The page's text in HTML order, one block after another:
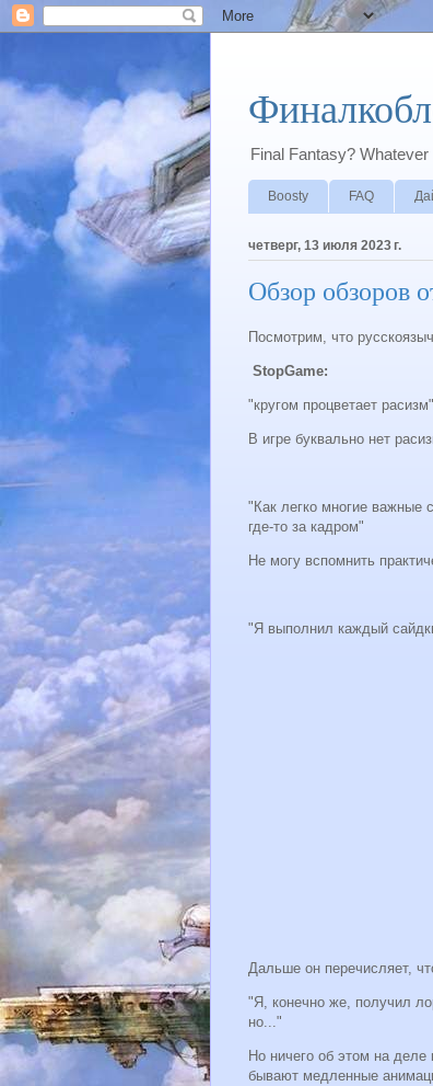
Final Fantasy? Whatever
Boosty FAQ
четверг, 13 июля 2023 г.
Обзор обзоров
Посмотрим, что
StopGame:
"кругом процветает расизм"
В игре буквально нет
"Как легко многие важные
где-то за кадром"
Не могу вспомнить
"Я выполнил каждый
Дальше он перечисляет,
"Я, конечно же, получил
но..."
Но ничего об этом на
бывают медленные